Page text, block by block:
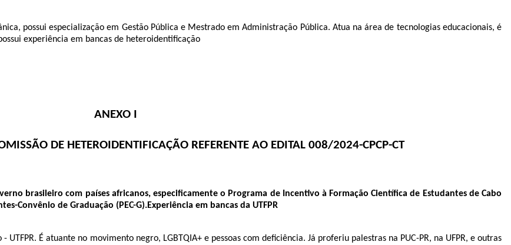
possui especialização em Gestão Pública e Mestrado em Administração Pública. Atua na área de tecnologias educacionais, é
experiência em bancas de heteroidentificação
ANEXO I
DE HETEROIDENTIFICAÇÃO REFERENTE AO EDITAL 008/2024-CPCP-CT
brasileiro com países africanos, especificamente o Programa de Incentivo à Formação Científica de Estudantes de Cabo
Convênio de Graduação (PEC-G).Experiência em bancas da UTFPR
É atuante no movimento negro, LGBTQIA+ e pessoas com deficiência. Já proferiu palestras na PUC-PR, na UFPR, e outras